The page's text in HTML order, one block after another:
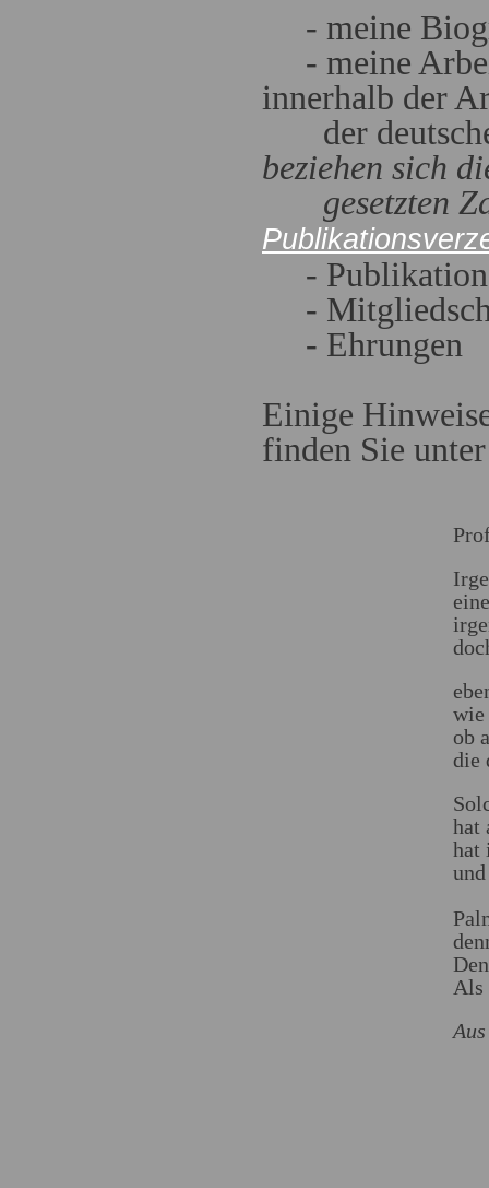
- meine
- meine
innerhalb der
der
beziehen sich
gesetzten
-
-
- Ehrungen
Einige
finden Sie
wie
ob
die
hat
hat
Als